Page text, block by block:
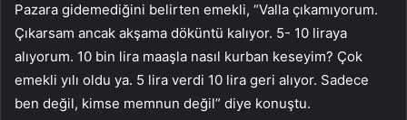
Pazara gidemediğini belirten emekli, “Valla çıkamıyorum.
Çıkarsam ancak akşama döküntü kalıyor. 5- 10 liraya
alıyorum. 10 bin lira maaşla nasıl kurban keseyim? Çok
emekli yılı oldu ya. 5 lira verdi 10 lira geri alıyor. Sadece
ben değil, kimse memnun değil” diye konuştu.